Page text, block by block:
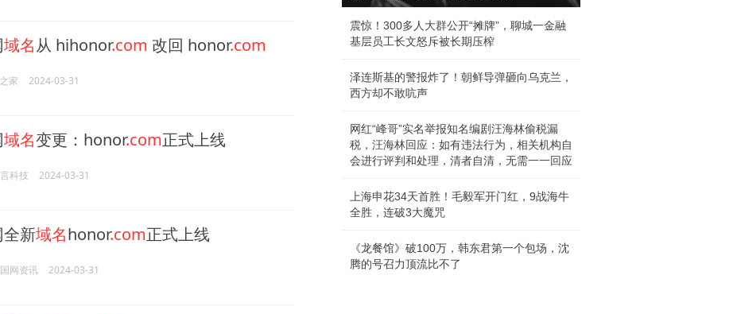
域名从 hihonor.com 改回 honor.com
家 2024-03-31
域名变更：honor.com正式上线
科技 2024-03-31
全新域名honor.com正式上线
网资讯 2024-03-31
3震惊！300多人大群公开“摊牌”，聊城一金融
基层员工长文怒斥被长期压榨
泽连斯基的警报炸了！朝鲜导弹砸向乌克兰，
西方却不敢吭声
网红“峰哥”实名举报知名编剧汪海林偷税漏
税，汪海林回应：如有违法行为，相关机构自
会进行评判和处理，清者自清，无需一一回应
上海申花34天首胜！毛毅军开门红，9战海牛
全胜，连破3大魔咒
《龙餐馆》破100万，韩东君第一个包场，沈
腾的号召力顶流比不了